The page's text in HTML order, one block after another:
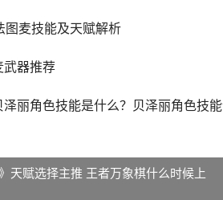
图麦技能及天赋解析
武器推荐
泽丽角色技能是什么？贝泽丽角色技
天赋选择主推 王者万象棋什么时候上